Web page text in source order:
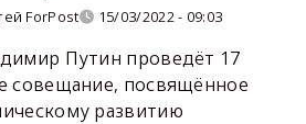
ForPost 15/03/2022 - 09:03
Путин проведёт 17
совещание, посвящённое
развитию